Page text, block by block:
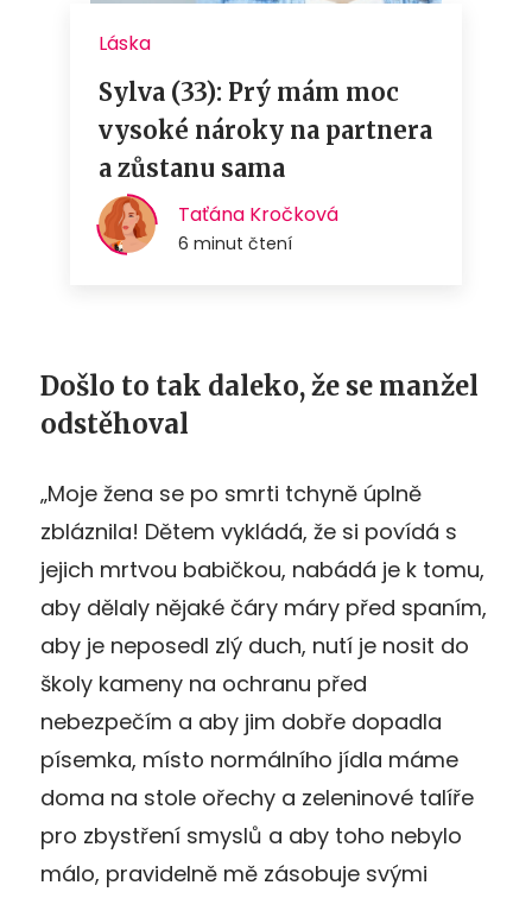
Došlo to tak daleko, že se manžel
odstěhoval
„Moje žena se po smrti tchyně úplně
zbláznila! Dětem vykládá, že si povídá s
jejich mrtvou babičkou, nabádá je k tomu,
aby dělaly nějaké čáry máry před spaním,
aby je neposedl zlý duch, nutí je nosit do
školy kameny na ochranu před
nebezpečím a aby jim dobře dopadla
písemka, místo normálního jídla máme
doma na stole ořechy a zeleninové talíře
pro zbystření smyslů a aby toho nebylo
málo, pravidelně mě zásobuje svými